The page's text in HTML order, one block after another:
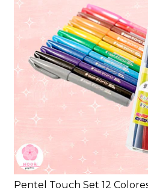
Pentel Touch Set 12